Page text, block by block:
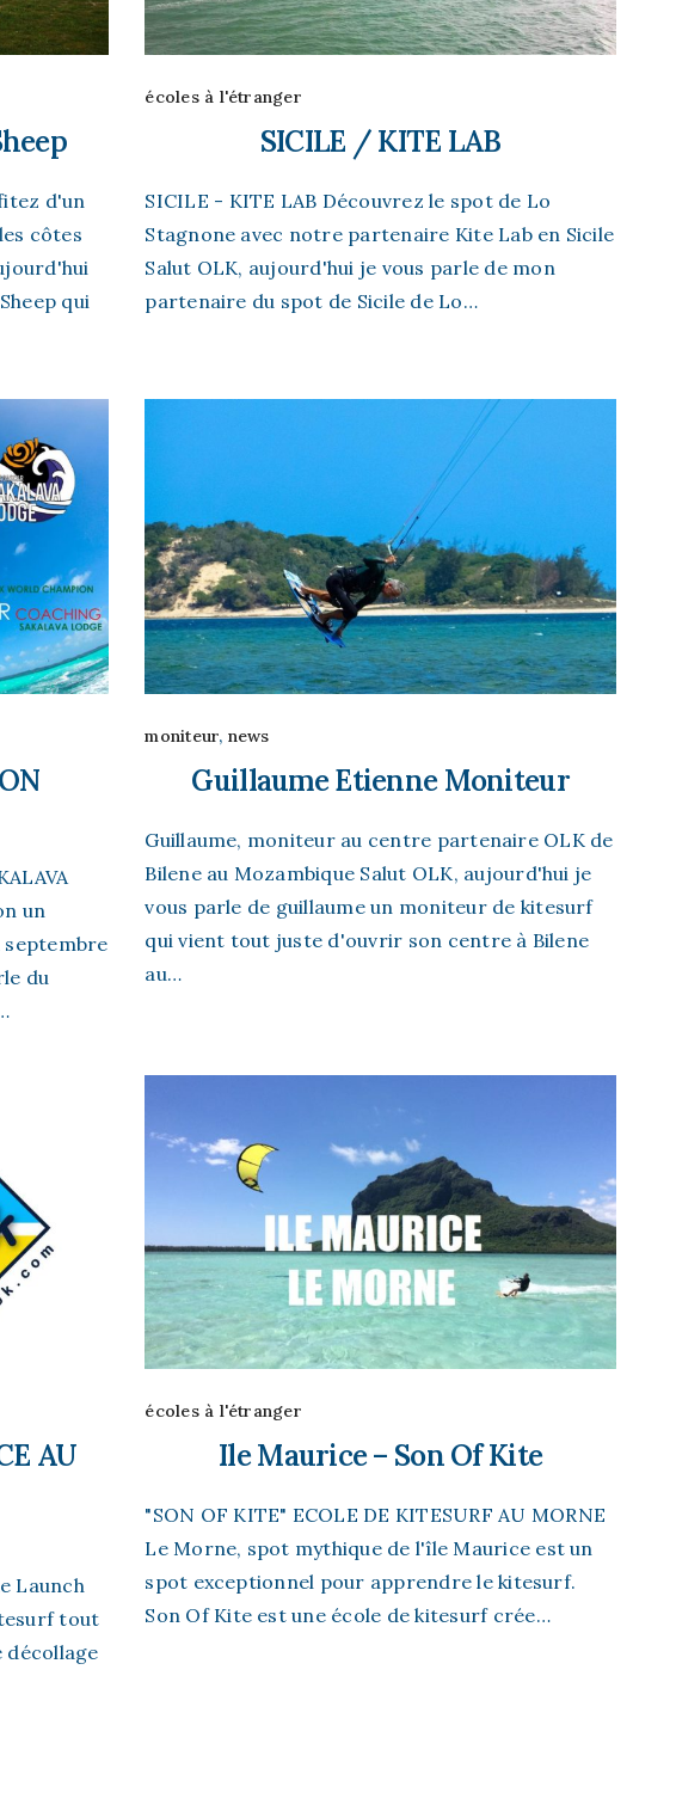
d'un
côtes
qui
écoles à l'étranger
SICILE / KITE LAB
SICILE - KITE LAB Découvrez le spot de Lo
Stagnone avec notre partenaire Kite Lab en Sicile
Salut OLK, aujourd'hui je vous parle de mon
partenaire du spot de Sicile de Lo…
un
septembre
du
moniteur, news
Guillaume Etienne Moniteur
Guillaume, moniteur au centre partenaire OLK de
Bilene au Mozambique Salut OLK, aujourd'hui je
vous parle de guillaume un moniteur de kitesurf
qui vient tout juste d'ouvrir son centre à Bilene
au…
AU
Launch
tout
décollage
écoles à l'étranger
Ile Maurice – Son Of Kite
"SON OF KITE" ECOLE DE KITESURF AU MORNE
Le Morne, spot mythique de l'île Maurice est un
spot exceptionnel pour apprendre le kitesurf.
Son Of Kite est une école de kitesurf crée…
/ AVRIL 2027 « reste